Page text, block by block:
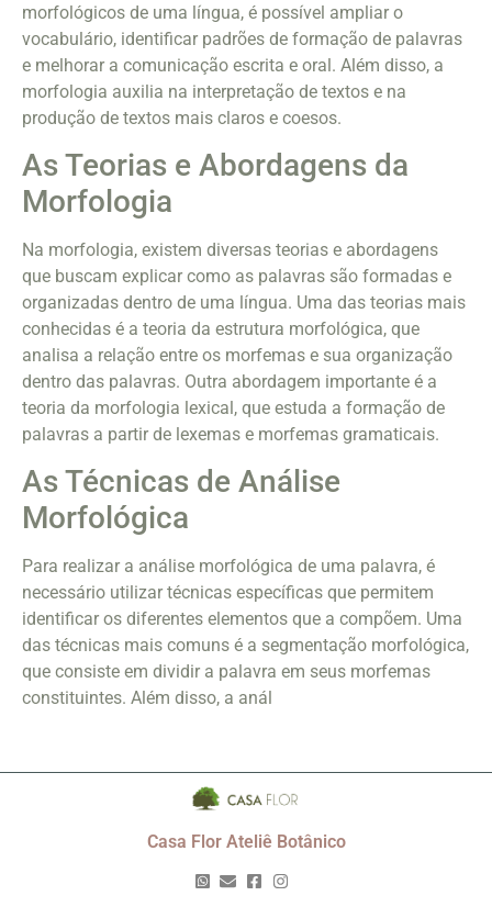
morfológicos de uma língua, é possível ampliar o
vocabulário, identificar padrões de formação de palavras
e melhorar a comunicação escrita e oral. Além disso, a
morfologia auxilia na interpretação de textos e na
produção de textos mais claros e coesos.
As Teorias e Abordagens da
Morfologia
Na morfologia, existem diversas teorias e abordagens
que buscam explicar como as palavras são formadas e
organizadas dentro de uma língua. Uma das teorias mais
conhecidas é a teoria da estrutura morfológica, que
analisa a relação entre os morfemas e sua organização
dentro das palavras. Outra abordagem importante é a
teoria da morfologia lexical, que estuda a formação de
palavras a partir de lexemas e morfemas gramaticais.
As Técnicas de Análise
Morfológica
Para realizar a análise morfológica de uma palavra, é
necessário utilizar técnicas específicas que permitem
identificar os diferentes elementos que a compõem. Uma
das técnicas mais comuns é a segmentação morfológica,
que consiste em dividir a palavra em seus morfemas
constituintes. Além disso, a anál
Casa Flor Ateliê Botânico